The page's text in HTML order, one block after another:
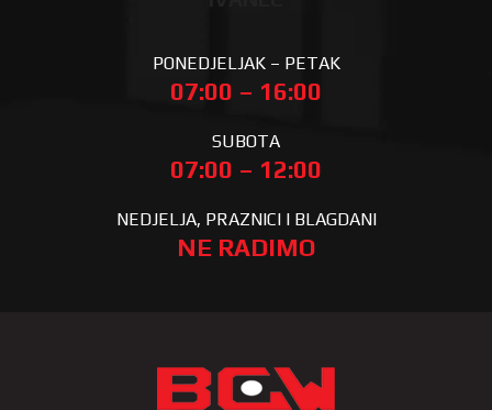
PONEDJELJAK – PETAK
07:00 – 16:00
SUBOTA
07:00 – 12:00
NEDJELJA, PRAZNICI I BLAGDANI
NE RADIMO